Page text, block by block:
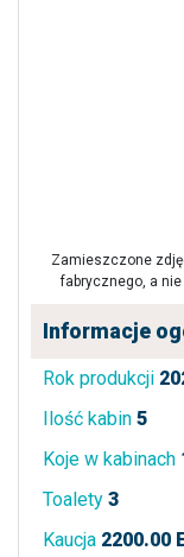
Zamieszczone
fabrycznego, a
Informacje
Rok produkcji
Ilość kabin 5
Koje w kabinach
Toalety 3
Kaucja 2200.00